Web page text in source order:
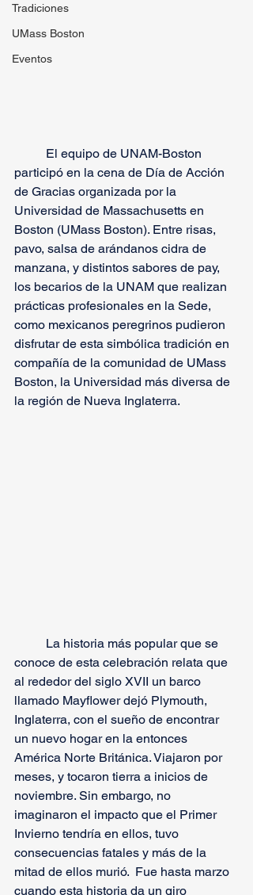
Tradiciones
UMass Boston
Eventos
participó en la cena de Día de Acción
de Gracias organizada por la
Universidad de Massachusetts en
Boston (UMass Boston). Entre risas,
pavo, salsa de arándanos cidra de
manzana, y distintos sabores de pay,
los becarios de la UNAM que realizan
prácticas profesionales en la Sede,
como mexicanos peregrinos pudieron
disfrutar de esta simbólica tradición en
compañía de la comunidad de UMass
Boston, la Universidad más diversa de
la región de Nueva Inglaterra.
conoce de esta celebración relata que
al rededor del siglo XVII un barco
llamado Mayflower dejó Plymouth,
Inglaterra, con el sueño de encontrar
un nuevo hogar en la entonces
América Norte Británica. Viajaron por
meses, y tocaron tierra a inicios de
noviembre. Sin embargo, no
imaginaron el impacto que el Primer
Invierno tendría en ellos, tuvo
consecuencias fatales y más de la
mitad de ellos murió.  Fue hasta marzo
cuando esta historia da un giro